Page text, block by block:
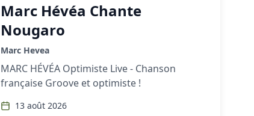
Marc Hévéa Chante
Nougaro
Marc Hevea
MARC HÉVÉA Optimiste Live - Chanson
française Groove et optimiste !
13 août 2026